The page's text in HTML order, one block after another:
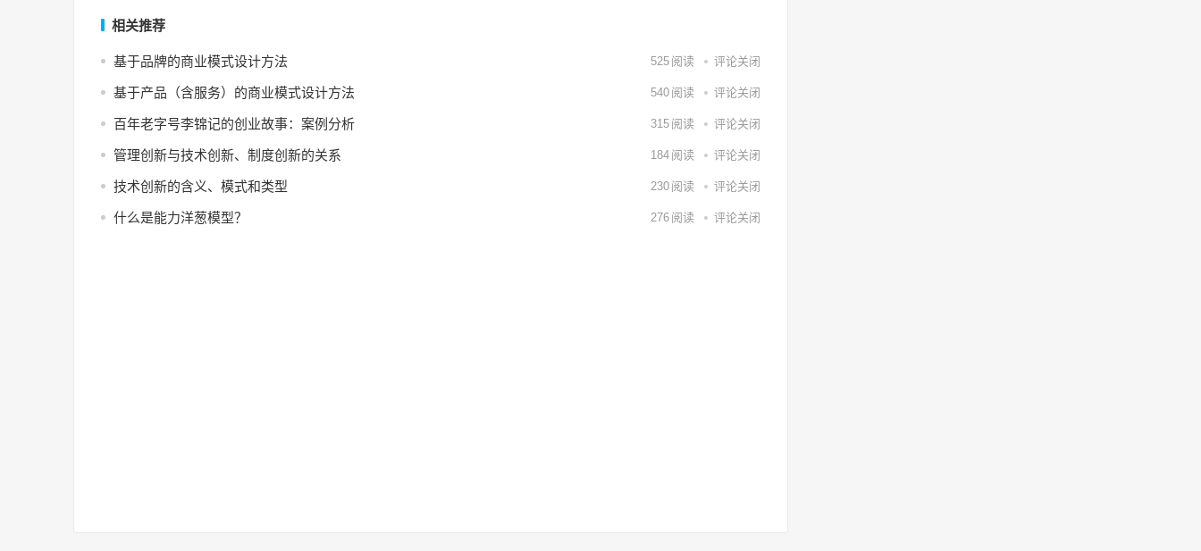
相关推荐
基于品牌的商业模式设计方法 525 阅读 评论关闭
基于产品（含服务）的商业模式设计方法 540 阅读 评论关闭
百年老字号李锦记的创业故事：案例分析 315 阅读 评论关闭
管理创新与技术创新、制度创新的关系 184 阅读 评论关闭
技术创新的含义、模式和类型 230 阅读 评论关闭
什么是能力洋葱模型？ 276 阅读 评论关闭